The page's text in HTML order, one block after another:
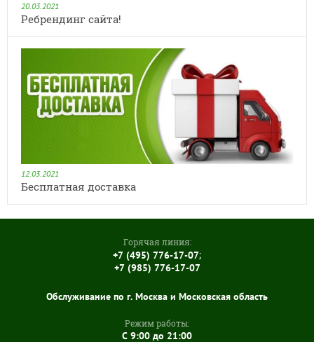
20.03.2021
Ребрендинг сайта!
12.03.2021
Бесплатная доставка
Горячая линия:
+7 (495) 776-17-07;
+7 (985) 776-17-07
Обслуживание по г. Москва и Московская область
Режим работы:
C 9:00 до 21:00